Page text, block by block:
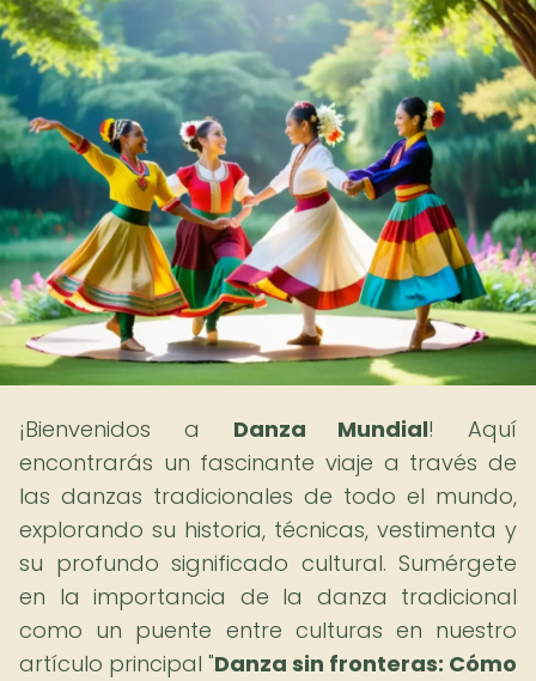
¡Bienvenidos a Danza Mundial! Aquí
encontrarás un fascinante viaje a través de
las danzas tradicionales de todo el mundo,
explorando su historia, técnicas, vestimenta y
su profundo significado cultural. Sumérgete
en la importancia de la danza tradicional
como un puente entre culturas en nuestro
artículo principal "Danza sin fronteras: Cómo